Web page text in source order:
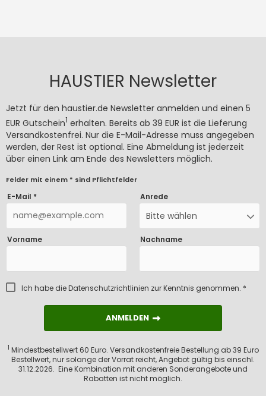
HAUSTIER Newsletter
Jetzt für den haustier.de Newsletter anmelden und einen 5
EUR Gutschein1 erhalten. Bereits ab 39 EUR ist die Lieferung
Versandkostenfrei. Nur die E-Mail-Adresse muss angegeben
werden, der Rest ist optional. Eine Abmeldung ist jederzeit
über einen Link am Ende des Newsletters möglich.
Felder mit einem * sind Pflichtfelder
E-Mail * Anrede
Bitte wählen
Vorname Nachname
Ich habe dieDatenschutzrichtlinien zur Kenntnis genommen. *
ANMELDEN
ANMELDEN
1 Mindestbestellwert 60 Euro. Versandkostenfreie Bestellung ab 39 Euro
Bestellwert, nur solange der Vorrat reicht, Angebot gültig bis einschl.
31.12.2026. Eine Kombination mit anderen Sonderangebote und
Rabatten ist nicht möglich.